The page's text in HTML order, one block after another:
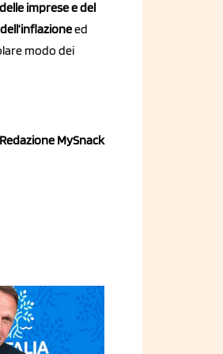
imprese e del
ed
modo dei
Redazione MySnack